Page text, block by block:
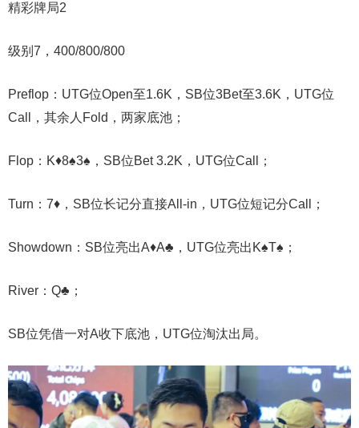
精彩牌局2
级别7，400/800/800
Preflop：UTG位Open至1.6K，SB位3Bet至3.6K，UTG位
Call，其余人Fold，两家底池；
Flop：K♦️8♠️3♠️，SB位Bet 3.2K，UTG位Call；
Turn：7♦️，SB位长记分直接All-in，UTG位短记分Call；
Showdown：SB位亮出A♦️A♣️，UTG位亮出K♠️T♠️；
River：Q♣️；
SB位凭借一对A收下底池，UTG位淘汰出局。